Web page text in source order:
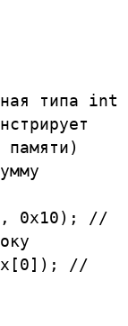
типа int
памяти)
, 0x10) ;
//
x [0]) ;
//